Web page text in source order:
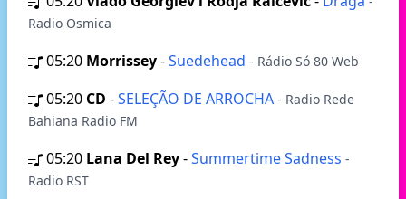
Radio Osmica
05:20 Morrissey-Suedehead - Rádio Só 80 Web
05:20 CD -SELEÇÃO DE ARROCHA - Radio Rede
Bahiana Radio FM
05:20 Lana Del Rey-Summertime Sadness -
Radio RST